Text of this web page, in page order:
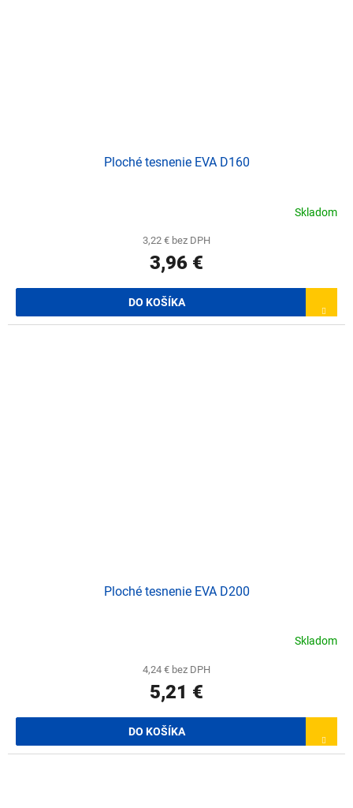
Ploché tesnenie EVA D160
Skladom
3,22 € bez DPH
3,96 €
DO KOŠÍKA
Ploché tesnenie EVA D200
Skladom
4,24 € bez DPH
5,21 €
DO KOŠÍKA